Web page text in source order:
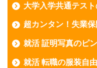
大学入学共通テス
超カンタン！失業
就活 証明写真のピ
就活 転職の服装自